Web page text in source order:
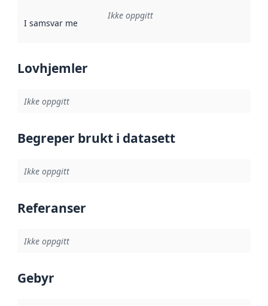
I samsvar med Referanse til en implementasjonsregel
Ikke oppgitt
Lovhjemler
Ikke oppgitt
Begreper brukt i datasett
Ikke oppgitt
Referanser
Ikke oppgitt
Gebyr